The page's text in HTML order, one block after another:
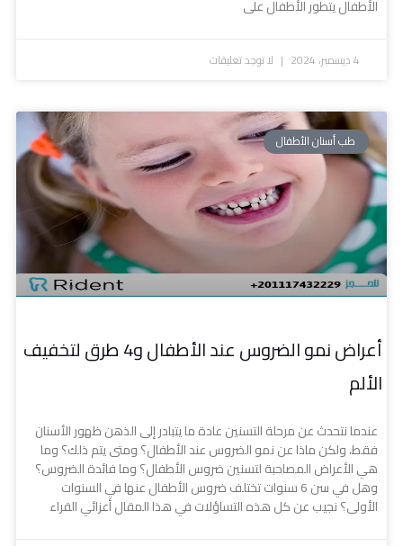
الأطفال يتطور الأطفال على
4 ديسمبر، 2024 لا توجد تعليقات
طب أسنان الأطفال
أعراض نمو الضروس عند الأطفال و4 طرق لتخفيف
الألم
عندما نتحدث عن مرحلة التسنين عادة ما يتبادر إلى الذهن ظهور الأسنان
فقط، ولكن ماذا عن نمو الضروس عند الأطفال؟ ومتى يتم ذلك؟ وما
هي الأعراض المصاحبة لتسنين ضروس الأطفال؟ وما فائدة الضروس؟
وهل في سن 6 سنوات تختلف ضروس الأطفال عنها في السنوات
الأولى؟ نجيب عن كل هذه التساؤلات في هذا المقال أعزائي القراء